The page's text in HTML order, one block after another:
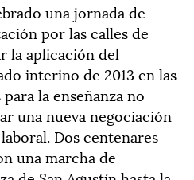
una jornada de
por las calles de
la aplicación del
interino de 2013 en las
la enseñanza no
una nueva negociación
Dos centenares
una marcha de